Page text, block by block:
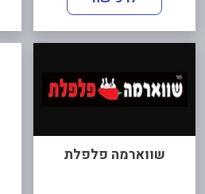
שווארמה פלפלת